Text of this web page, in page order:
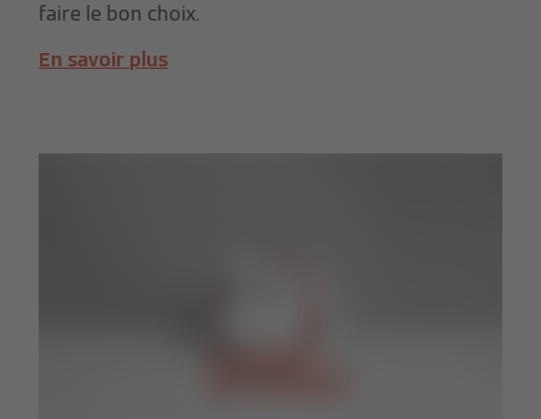
faire le bon choix.
En savoir plus